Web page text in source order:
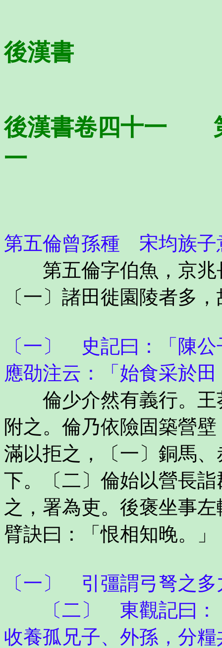
後漢書
後漢書卷四十一
一
第五倫曾孫種 宋均族子
第五倫字伯魚，京兆
〔一〕諸田徙園陵者多
〔一〕 史記曰：「陳
應劭注云：「始食采於
倫少介然有義行。王
附之。倫乃依險固築營
滿以拒之，〔一〕銅馬
下。〔二〕倫始以營長
之，署為吏。後褒坐事
臂訣曰：「恨相知晚。」
〔一〕 引彊謂弓弩之
〔二〕 東觀記曰：「
收養孤兄子、外孫，分